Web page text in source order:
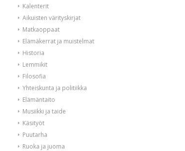
Kalenterit
Aikuisten värityskirjat
Matkaoppaat
Elämäkerrat ja muistelmat
Historia
Lemmikit
Filosofia
Yhteiskunta ja politiikka
Elämäntaito
Musiikki ja taide
Käsityöt
Puutarha
Ruoka ja juoma